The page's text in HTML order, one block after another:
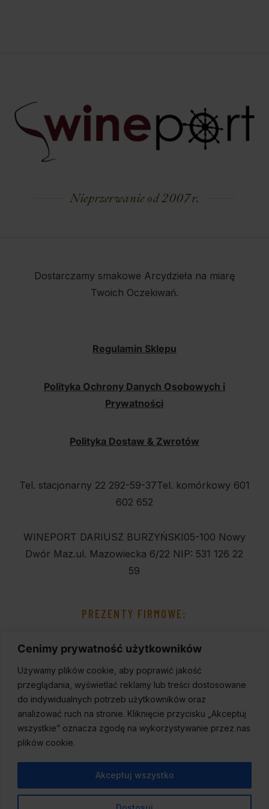
Cenimy prywatność użytkowników
Używamy plików cookie, aby poprawić jakość
przeglądania, wyświetlać reklamy lub treści dostosowane
do indywidualnych potrzeb użytkowników oraz
analizować ruch na stronie. Kliknięcie przycisku „Akceptuj
wszystkie” oznacza zgodę na wykorzystywanie przez nas
plików cookie.
Akceptuj wszystko
Nieprzerwanie od 2007 r.
Dostarczamy smakowe Arcydzieła na miarę
Twoich Oczekiwań.
Regulamin Sklepu
Polityka Ochrony Danych Osobowych i
Prywatności
Polityka Dostaw & Zwrotów
Tel. stacjonarny 22 292-59-37Tel. komórkowy 601
602 652
WINEPORT DARIUSZ BURZYŃSKI05-100 Nowy
Dwór Maz.ul. Mazowiecka 6/22 NIP: 531 126 22
59
PREZENTY FIRMOWE: